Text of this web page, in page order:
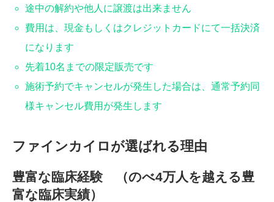
途中の解約や他人に譲渡は出来ません
費用は、現金もしくはクレジットカードにて一括決済
になります
先着10名までの限定販売です
施術予約でキャンセルが発生した場合は、通常予約同
様キャンセル費用が発生します
ファインカイロが選ばれる理由
豊富な臨床経験 （のべ4万人を越える豊
富な臨床実績）